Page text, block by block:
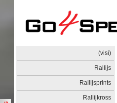
(visi)
Rallijs
Rallijsprints
Rallijkross